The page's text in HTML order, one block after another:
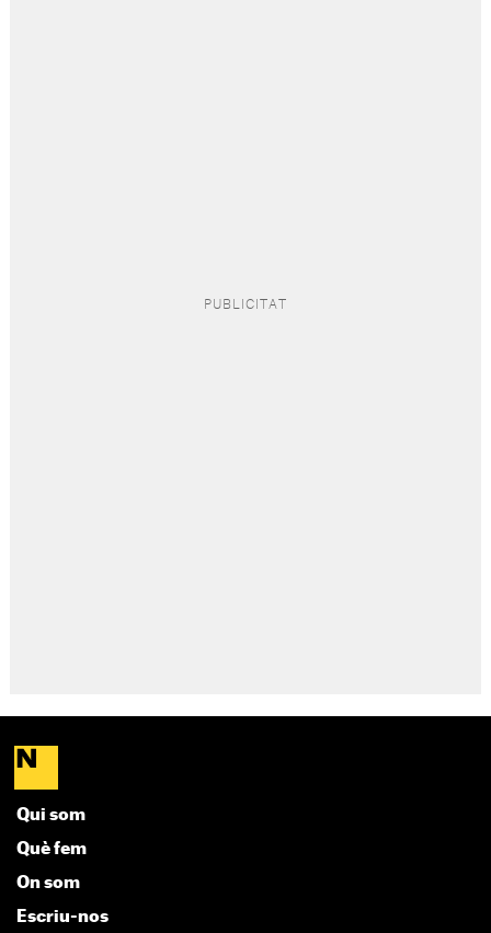
Qui som
Què fem
On som
Escriu-nos